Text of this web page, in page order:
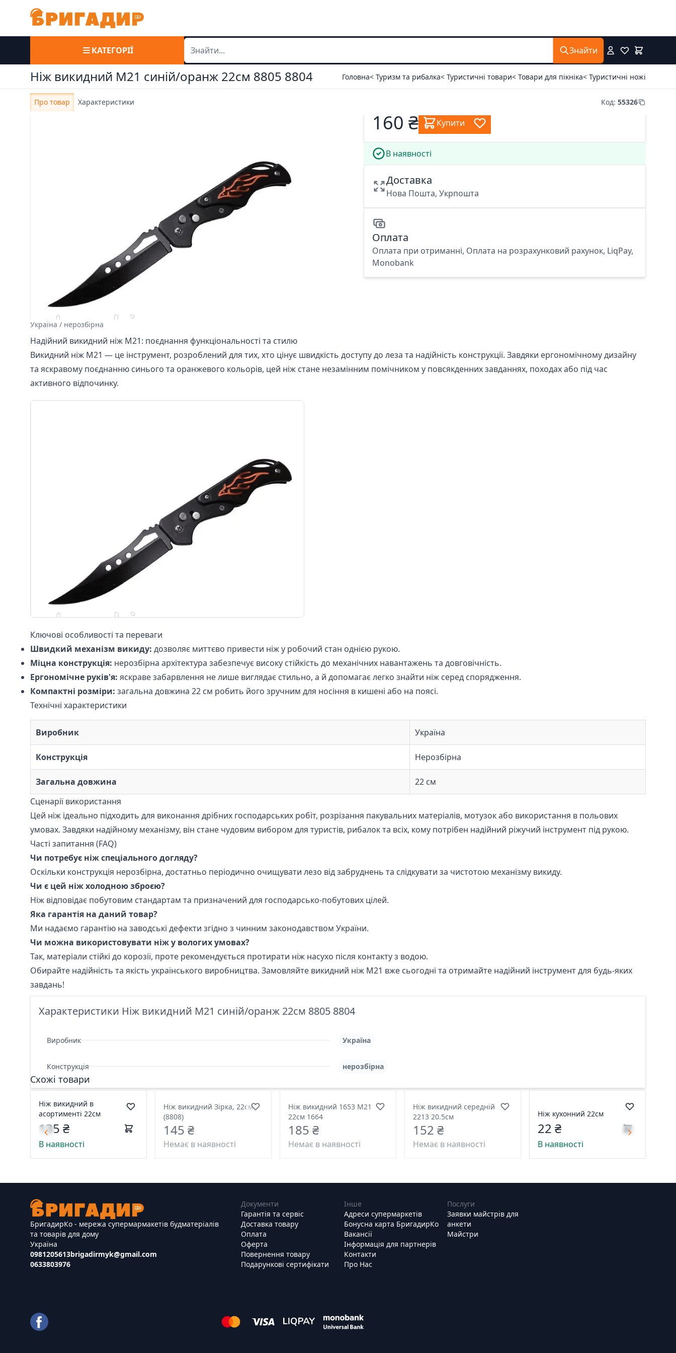
КАТЕГОРІЇ Знайти
Ніж викидний М21 синій/оранж 22см 8805 8804 Головна< Туризм та рибалка< Туристичні товари< Товари для пікніка< Туристичні ножі
Про товар Характеристики Код: 55326
Україна / нерозбірна
160 ₴ Купити
В наявності
Доставка
Нова Пошта, Укрпошта
Оплата
Оплата при отриманні, Оплата на розрахунковий рахунок, LiqPay,
Monobank
Надійний викидний ніж М21: поєднання функціональності та стилю
Викидний ніж М21 — це інструмент, розроблений для тих, хто цінує швидкість доступу до леза та надійність конструкції. Завдяки ергономічному дизайну
та яскравому поєднанню синього та оранжевого кольорів, цей ніж стане незамінним помічником у повсякденних завданнях, походах або під час
активного відпочинку.
Ключові особливості та переваги
Швидкий механізм викиду: дозволяє миттєво привести ніж у робочий стан однією рукою.
Міцна конструкція: нерозбірна архітектура забезпечує високу стійкість до механічних навантажень та довговічність.
Ергономічне руків'я: яскраве забарвлення не лише виглядає стильно, а й допомагає легко знайти ніж серед спорядження.
Компактні розміри: загальна довжина 22 см робить його зручним для носіння в кишені або на поясі.
Технічні характеристики
Виробник Україна
Конструкція Нерозбірна
Загальна довжина
22 см
Сценарії використання
Цей ніж ідеально підходить для виконання дрібних господарських робіт, розрізання пакувальних матеріалів, мотузок або використання в польових
умовах. Завдяки надійному механізму, він стане чудовим вибором для туристів, рибалок та всіх, кому потрібен надійний ріжучий інструмент під рукою.
Часті запитання (FAQ)
Чи потребує ніж спеціального догляду?
Оскільки конструкція нерозбірна, достатньо періодично очищувати лезо від забруднень та слідкувати за чистотою механізму викиду.
Чи є цей ніж холодною зброєю?
Ніж відповідає побутовим стандартам та призначений для господарсько-побутових цілей.
Яка гарантія на даний товар?
Ми надаємо гарантію на заводські дефекти згідно з чинним законодавством України.
Чи можна використовувати ніж у вологих умовах?
Так, матеріали стійкі до корозії, проте рекомендується протирати ніж насухо після контакту з водою.
Обирайте надійність та якість українського виробництва. Замовляйте викидний ніж М21 вже сьогодні та отримайте надійний інструмент для будь-яких
завдань!
Характеристики Ніж викидний М21 синій/оранж 22см 8805 8804
Виробник Україна
Конструкція нерозбірна
Схожі товари
Ніж викидний в
асортименті 22см
135 ₴
В наявності
Ніж викидний Зірка, 22см
(8808)
145 ₴
Немає в наявності
Ніж викидний 1653 М21
22см 1664
185 ₴
Немає в наявності
Ніж викидний середній
2213 20.5см
152 ₴
Немає в наявності
Ніж кухонний 22см
22 ₴
В наявності
БригадирКо - мережа супермармакетів будматеріалів
та товарів для дому
Україна
0981205613
0633803976
brigadirmyk@gmail.com
Документи
Гарантія та сервіс
Доставка товару
Оплата
Оферта
Повернення товару
Подарункові сертифікати
Інше
Адреси супермаркетів
Бонусна карта БригадирКо
Вакансії
Інформація для партнерів
Контакти
Про Нас
Послуги
Заявки майстрів для
анкети
Майстри